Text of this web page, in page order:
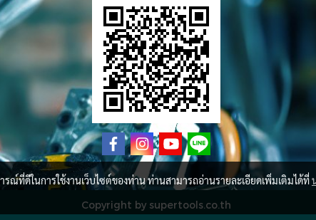
Copyright by supertools.co.th
ณ์ที่ดีในการใช้งานเว็บไซต์ของท่าน ท่านสามารถอ่านรายละเอียดเพิ่มเติมได้ที่